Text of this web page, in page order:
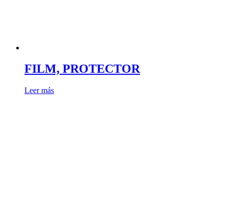
FILM, PROTECTOR
Leer más